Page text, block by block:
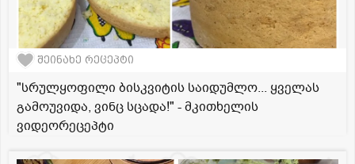
შეინახე რეცეპტი
"სრულყოფილი ბისკვიტის საიდუმლო... ყველას
გამოუვიდა, ვინც სცადა!" - მკითხელის
ვიდეორეცეპტი